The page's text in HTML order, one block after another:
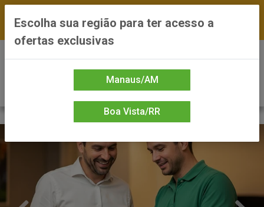
*Preços exclusivos do site — Entrega em até 24h
Escolha sua região para ter acesso a
ofertas exclusivas
Manaus/AM
Boa Vista/RR